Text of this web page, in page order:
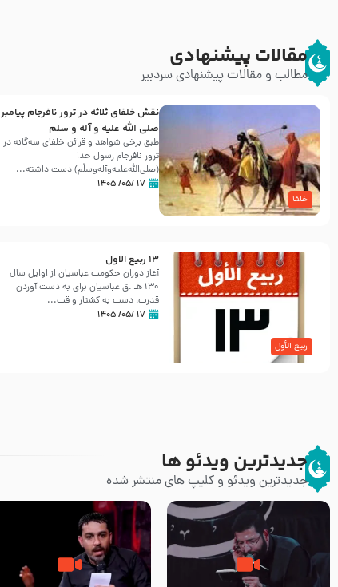
مقالات پیشنهادی
مطالب و مقالات پیشنهادی سردبیر
خلفا
نقش خلفای ثلاثه در ترور نافرجام پیامبر
صلی الله علیه و آله و سلم
طبق برخی شواهد و قرائن خلفای سه‌گانه در
ترور نافرجام رسول خدا
(صلی‌الله‌علیه‌و‌آله‌وسلّم) دست داشته‌...
۱۷ /۰۵/ ۱۴۰۵
ربیع الأول
13 ربيع الاول
آغاز دوران حكومت عباسیان از اوایل سال
130 هـ .ق عباسیان برای به دست آوردن
قدرت، دست به كشتار و قت...
۱۷ /۰۵/ ۱۴۰۵
جدیدترین ویدئو ها
جدیدترین ویدئو و کلیپ های منتشر شده